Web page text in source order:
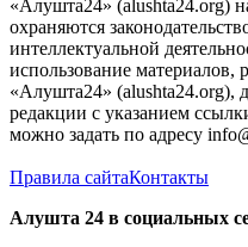
«Алушта24» (alushta24.org)
охраняются
интеллектуальной
использование материалов,
«Алушта24» (alushta24.org),
редакции с указанием
можно задать по адресу
Правила сайтаКонтакты
Алушта 24 в социальных